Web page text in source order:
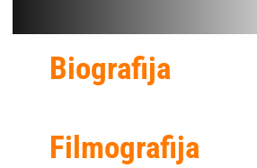
Biografija
Filmografija